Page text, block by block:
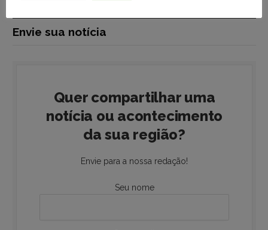
Envie sua notícia
Quer compartilhar uma
notícia ou acontecimento
da sua região?
Envie para a nossa redação!
Seu nome